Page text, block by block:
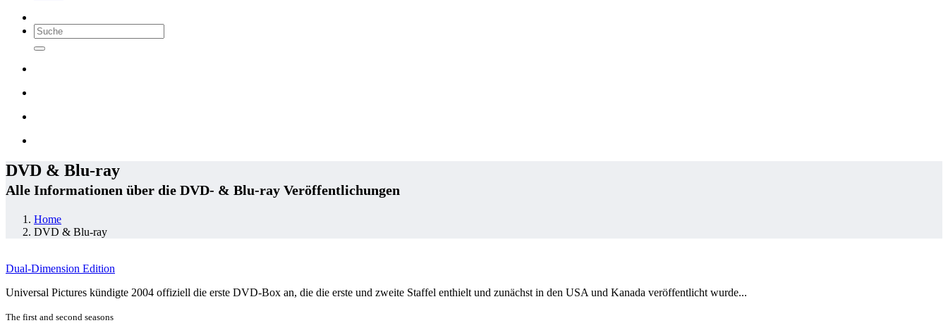
DVD & Blu-ray
Alle Informationen über die DVD- & Blu-ray Veröffentlichungen
Home
DVD & Blu-ray
Dual-Dimension Edition
Universal Pictures kündigte 2004 offiziell die erste DVD-Box an, die die erste und zweite Staffel enthielt und zunächst in den USA und Kanada veröffentlicht wurde...
The first and second seasons